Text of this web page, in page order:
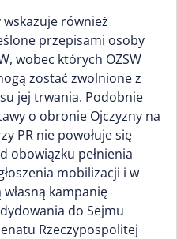
również
przepisami osoby
wobec których OZSW
zostać zwolnione z
jej trwania. Podobnie
o obronie Ojczyzny na
PR nie powołuje się
obowiązku pełnienia
mobilizacji i w
kampanię
do Sejmu
Rzeczypospolitej